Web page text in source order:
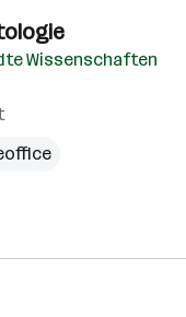
Wissenschaften